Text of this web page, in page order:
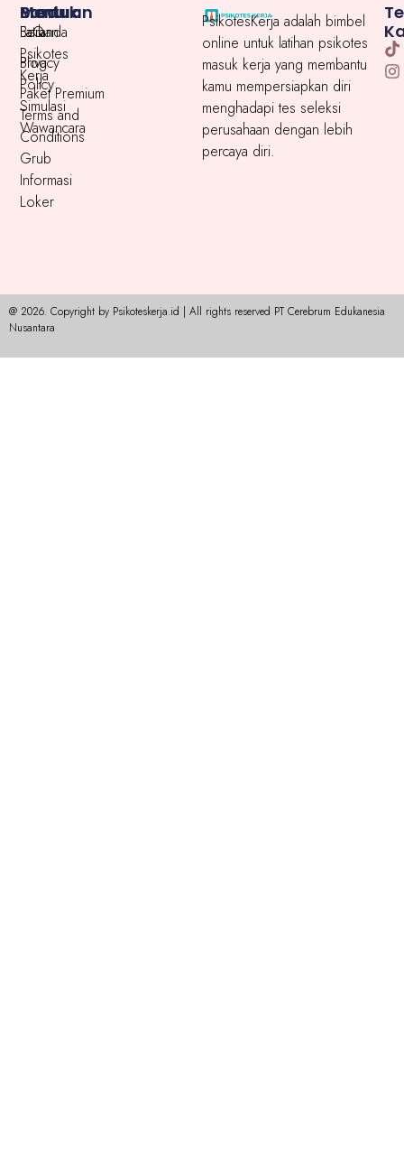
PsikotesKerja adalah bimbel
online untuk latihan psikotes
masuk kerja yang membantu
kamu mempersiapkan diri
menghadapi tes seleksi
perusahaan dengan lebih
percaya diri.
Menu
Beranda
Blog
Paket Premium
Produk
Latihan
Psikotes
Kerja
Simulasi
Wawancara
Grub
Informasi
Loker
Bantuan
FaQ
Privacy
Policy
Terms and
Conditions
@ 2026. Copyright by Psikoteskerja.id | All rights reserved PT Cerebrum Edukanesia
Nusantara​